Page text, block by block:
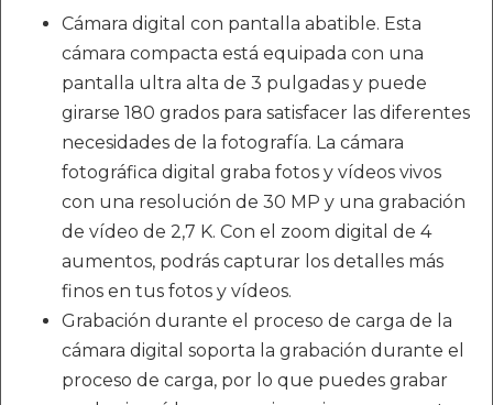
Cámara digital con pantalla abatible. Esta
cámara compacta está equipada con una
pantalla ultra alta de 3 pulgadas y puede
girarse 180 grados para satisfacer las diferentes
necesidades de la fotografía. La cámara
fotográfica digital graba fotos y vídeos vivos
con una resolución de 30 MP y una grabación
de vídeo de 2,7 K. Con el zoom digital de 4
aumentos, podrás capturar los detalles más
finos en tus fotos y vídeos.
Grabación durante el proceso de carga de la
cámara digital soporta la grabación durante el
proceso de carga, por lo que puedes grabar